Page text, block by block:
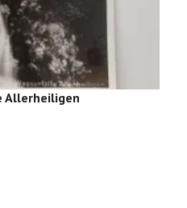
Allerheiligen